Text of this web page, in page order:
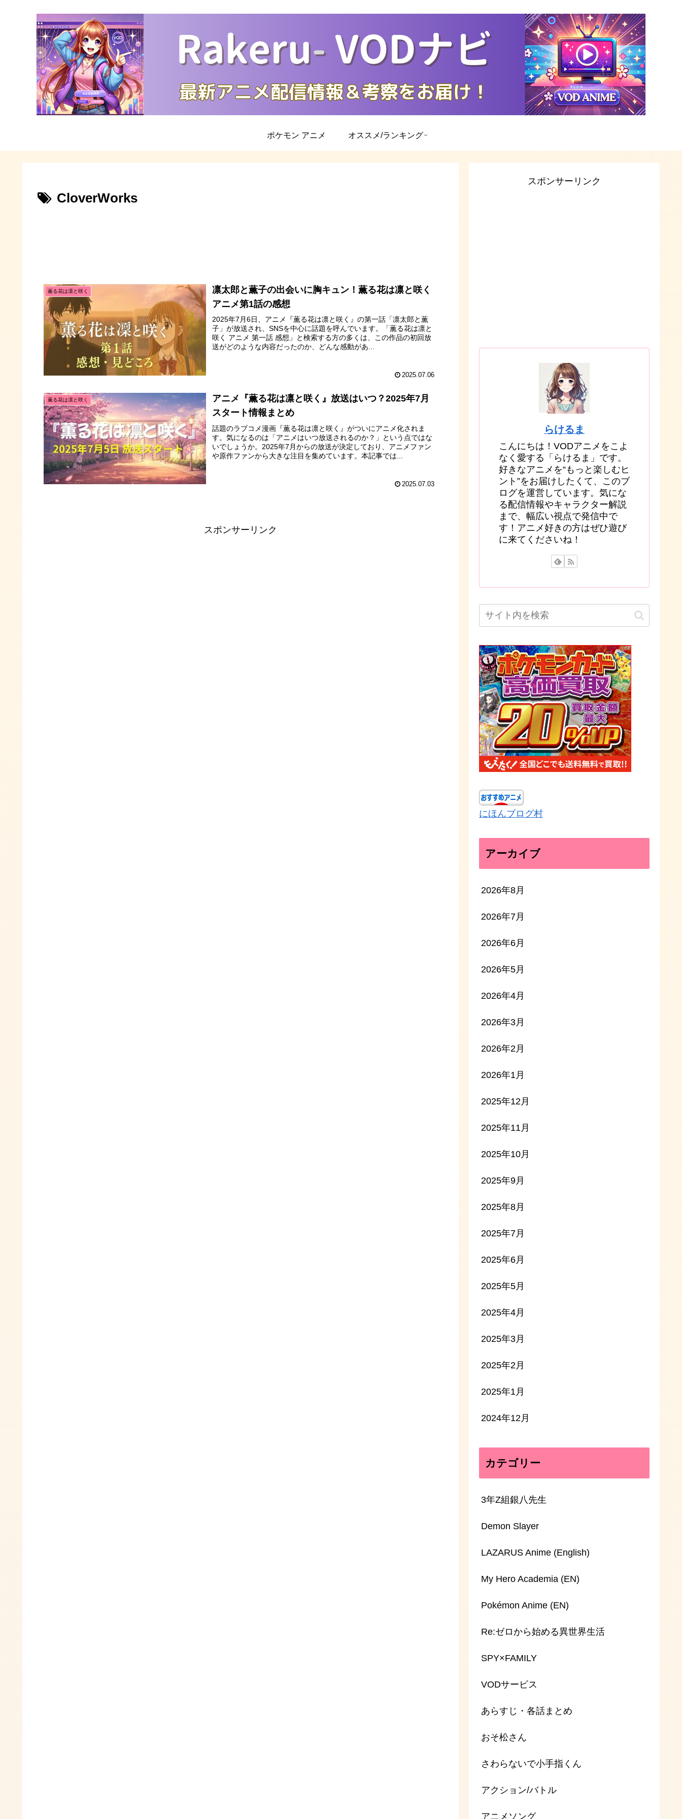
ポケモン アニメ オススメ/ランキング
CloverWorks
薫る花は凛と咲く
凛太郎と薫子の出会いに胸キュン！薫る花は凛と咲く
アニメ第1話の感想
2025年7月6日、アニメ『薫る花は凛と咲く』の第一話「凛太郎と薫
子」が放送され、SNSを中心に話題を呼んでいます。「薫る花は凛と
咲く アニメ 第一話 感想」と検索する方の多くは、この作品の初回放
送がどのような内容だったのか、どんな感動があ...
2025.07.06
薫る花は凛と咲く
アニメ『薫る花は凛と咲く』放送はいつ？2025年7月
スタート情報まとめ
話題のラブコメ漫画『薫る花は凛と咲く』がついにアニメ化されま
す。気になるのは「アニメはいつ放送されるのか？」という点ではな
いでしょうか。2025年7月からの放送が決定しており、アニメファン
や原作ファンから大きな注目を集めています。本記事では...
2025.07.03
スポンサーリンク
スポンサーリンク
らけるま
こんにちは！VODアニメをこよ
なく愛する「らけるま」です。
好きなアニメを“もっと楽しむヒ
ント”をお届けしたくて、このブ
ログを運営しています。気にな
る配信情報やキャラクター解説
まで、幅広い視点で発信中で
す！アニメ好きの方はぜひ遊び
に来てくださいね！
にほんブログ村
アーカイブ
2026年8月
2026年7月
2026年6月
2026年5月
2026年4月
2026年3月
2026年2月
2026年1月
2025年12月
2025年11月
2025年10月
2025年9月
2025年8月
2025年7月
2025年6月
2025年5月
2025年4月
2025年3月
2025年2月
2025年1月
2024年12月
カテゴリー
3年Z組銀八先生
Demon Slayer
LAZARUS Anime (English)
My Hero Academia (EN)
Pokémon Anime (EN)
Re:ゼロから始める異世界生活
SPY×FAMILY
VODサービス
あらすじ・各話まとめ
おそ松さん
さわらないで小手指くん
アクション/バトル
アニメソング